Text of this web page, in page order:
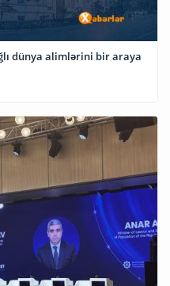
dünya alimlərini bir araya